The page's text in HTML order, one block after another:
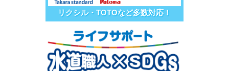
リクシル・TOTOなど多数対応！